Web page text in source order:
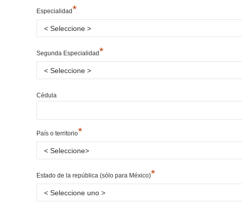
Especialidad*
Segunda Especialidad*
Cédula
País o territorio*
Estado de la república (sólo para México)*